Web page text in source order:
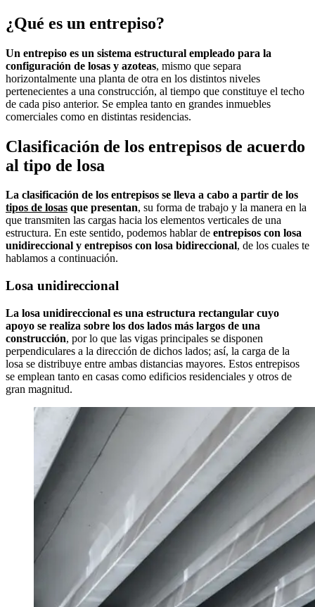
¿Qué es un entrepiso?
Un entrepiso es un sistema estructural empleado para la
configuración de losas y azoteas, mismo que separa
horizontalmente una planta de otra en los distintos niveles
pertenecientes a una construcción, al tiempo que constituye el techo
de cada piso anterior. Se emplea tanto en grandes inmuebles
comerciales como en distintas residencias.
Clasificación de los entrepisos de acuerdo
al tipo de losa
La clasificación de los entrepisos se lleva a cabo a partir de los
tipos de losas que presentan, su forma de trabajo y la manera en la
que transmiten las cargas hacia los elementos verticales de una
estructura. En este sentido, podemos hablar de entrepisos con losa
unidireccional y entrepisos con losa bidireccional, de los cuales te
hablamos a continuación.
Losa unidireccional
La losa unidireccional es una estructura rectangular cuyo
apoyo se realiza sobre los dos lados más largos de una
construcción, por lo que las vigas principales se disponen
perpendiculares a la dirección de dichos lados; así, la carga de la
losa se distribuye entre ambas distancias mayores. Estos entrepisos
se emplean tanto en casas como edificios residenciales y otros de
gran magnitud.